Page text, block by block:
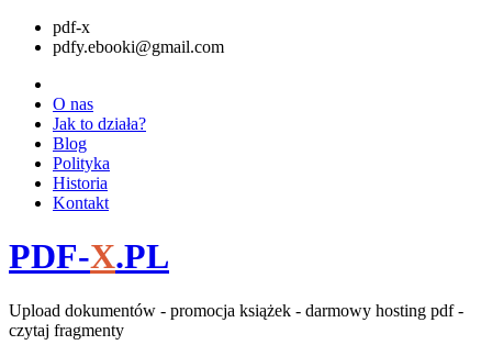
pdf-x
pdfy.ebooki@gmail.com
O nas
Jak to działa?
Blog
Polityka
Historia
Kontakt
PDF-X.PL
Upload dokumentów - promocja książek - darmowy hosting pdf -
czytaj fragmenty